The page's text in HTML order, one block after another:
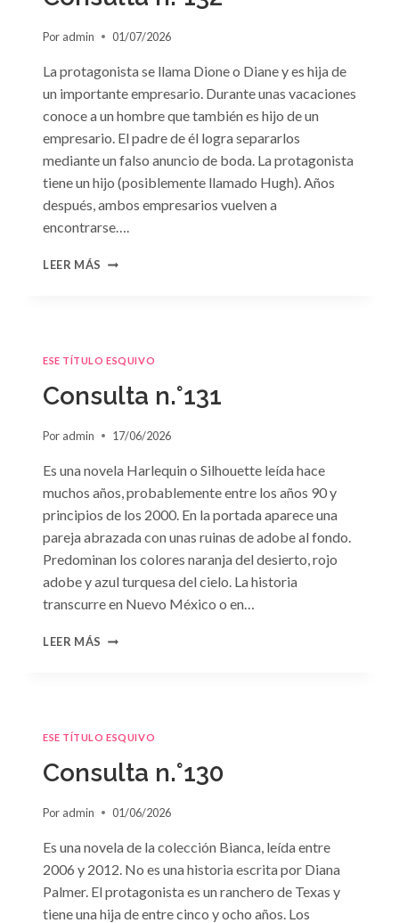
Por admin 01/07/2026
La protagonista se llama Dione o Diane y es hija de
un importante empresario. Durante unas vacaciones
conoce a un hombre que también es hijo de un
empresario. El padre de él logra separarlos
mediante un falso anuncio de boda. La protagonista
tiene un hijo (posiblemente llamado Hugh). Años
después, ambos empresarios vuelven a
encontrarse….
LEER MÁS CONSULTA
ESE TÍTULO ESQUIVO
Consulta n.°131
Por admin 17/06/2026
Es una novela Harlequin o Silhouette leída hace
muchos años, probablemente entre los años 90 y
principios de los 2000. En la portada aparece una
pareja abrazada con unas ruinas de adobe al fondo.
Predominan los colores naranja del desierto, rojo
adobe y azul turquesa del cielo. La historia
transcurre en Nuevo México o en…
LEER MÁS CONSULTA
ESE TÍTULO ESQUIVO
Consulta n.°130
Por admin 01/06/2026
Es una novela de la colección Bianca, leída entre
2006 y 2012. No es una historia escrita por Diana
Palmer. El protagonista es un ranchero de Texas y
tiene una hija de entre cinco y ocho años. Los